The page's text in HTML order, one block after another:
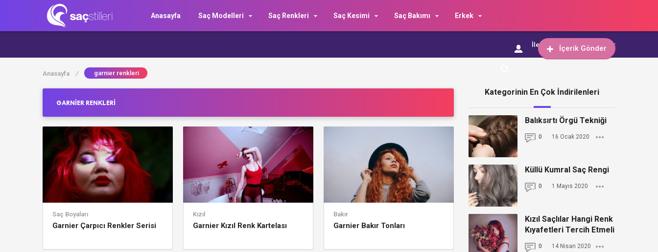
Anasayfa Saç Modelleri Saç Renkleri Saç Kesimi Saç Bakımı Erkek
İçerik Gönder
İletişim İçerik Gönder
Anasayfa / garnier renkleri
GARNIER RENKLERI
Saç Boyaları
Garnier Çarpıcı Renkler Serisi
Kızıl
Garnier Kızıl Renk Kartelası
Bakır
Garnier Bakır Tonları
Kategorinin En Çok İndirilenleri
Balıksırtı Örgü Tekniği
0 16 Ocak 2020
Küllü Kumral Saç Rengi
0 1 Mayıs 2020
Kızıl Saçlılar Hangi Renk
Kıyafetleri Tercih Etmeli
0 14 Nisan 2020